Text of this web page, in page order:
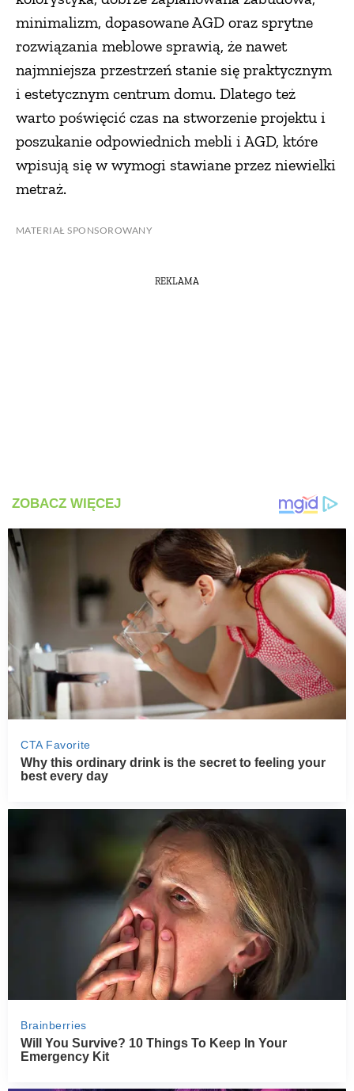
minimalizm, dopasowane AGD oraz sprytne
rozwiązania meblowe sprawią, że nawet
najmniejsza przestrzeń stanie się praktycznym
i estetycznym centrum domu. Dlatego też
warto poświęcić czas na stworzenie projektu i
poszukanie odpowiednich mebli i AGD, które
wpisują się w wymogi stawiane przez niewielki
metraż.
MATERIAŁ SPONSOROWANY
REKLAMA